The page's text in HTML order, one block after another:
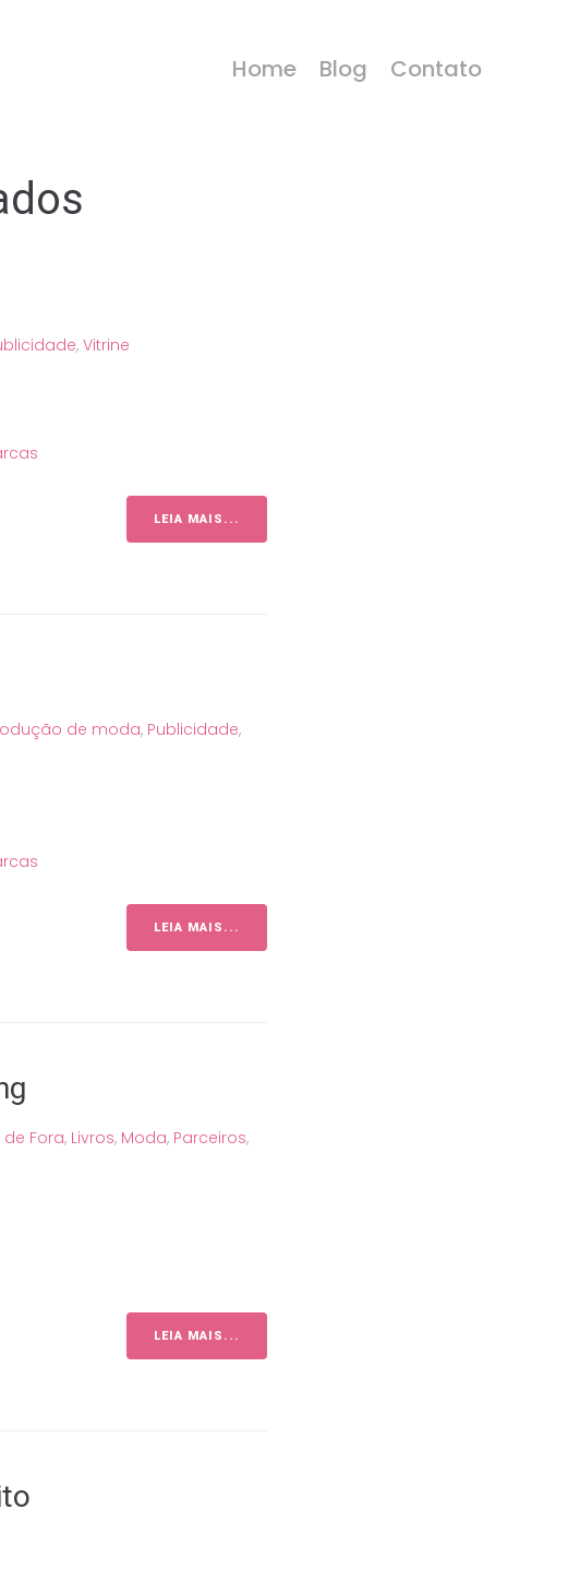
Home Blog Contato
, Vitrine
LEIA MAIS...
de moda, Publicidade,
LEIA MAIS...
de Fora, Livros, Moda, Parceiros,
LEIA MAIS...